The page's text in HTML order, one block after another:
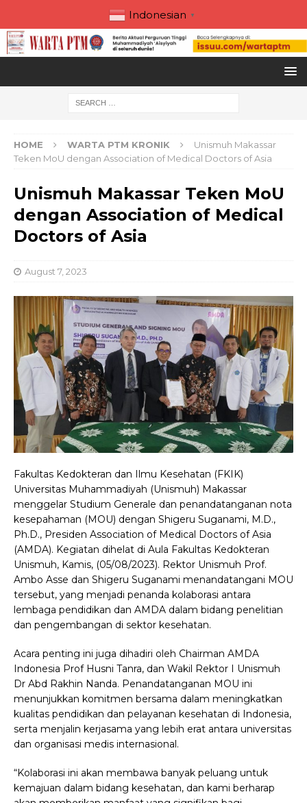
Indonesian ▼
HOME WARTA PTM KRONIK
Unismuh Makassar
Teken MoU dengan Association of Medical Doctors of Asia
Unismuh Makassar Teken MoU
dengan Association of Medical
Doctors of Asia
August 7, 2023
Fakultas Kedokteran dan Ilmu Kesehatan (FKIK)
Universitas Muhammadiyah (Unismuh) Makassar
menggelar Studium Generale dan penandatanganan nota
kesepahaman (MOU) dengan Shigeru Suganami, M.D.,
Ph.D., Presiden Association of Medical Doctors of Asia
(AMDA). Kegiatan dihelat di Aula Fakultas Kedokteran
Unismuh, Kamis, (05/08/2023). Rektor Unismuh Prof.
Ambo Asse dan Shigeru Suganami menandatangani MOU
tersebut, yang menjadi penanda kolaborasi antara
lembaga pendidikan dan AMDA dalam bidang penelitian
dan pengembangan di sektor kesehatan.
Acara penting ini juga dihadiri oleh Chairman AMDA
Indonesia Prof Husni Tanra, dan Wakil Rektor I Unismuh
Dr Abd Rakhin Nanda. Penandatanganan MOU ini
menunjukkan komitmen bersama dalam meningkatkan
kualitas pendidikan dan pelayanan kesehatan di Indonesia,
serta menjalin kerjasama yang lebih erat antara universitas
dan organisasi medis internasional.
“Kolaborasi ini akan membawa banyak peluang untuk
kemajuan dalam bidang kesehatan, dan kami berharap